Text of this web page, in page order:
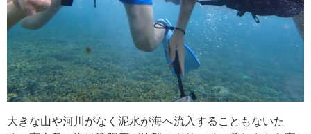
大きな山や河川がなく泥水が海へ流入することもないた